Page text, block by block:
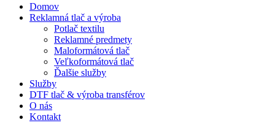
Domov
Reklamná tlač a výroba
Potlač textilu
Reklamné predmety
Maloformátová tlač
Veľkoformátová tlač
Ďalšie služby
Služby
DTF tlač & výroba transférov
O nás
Kontakt